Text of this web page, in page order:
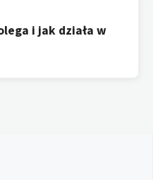
i jak działa w